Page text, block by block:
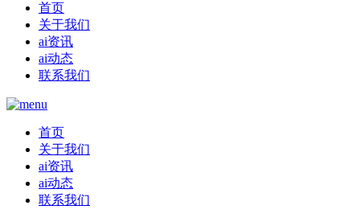
首页
关于我们
ai资讯
ai动态
联系我们
首页
关于我们
ai资讯
ai动态
联系我们